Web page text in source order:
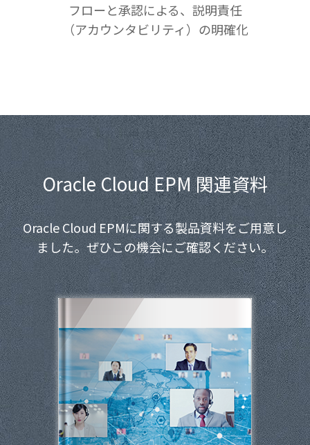
フローと承認による、説明責任
（アカウンタビリティ）の明確化
Oracle Cloud EPM 関連資料
Oracle Cloud EPMに関する製品資料をご用意し
ました。ぜひこの機会にご確認ください。